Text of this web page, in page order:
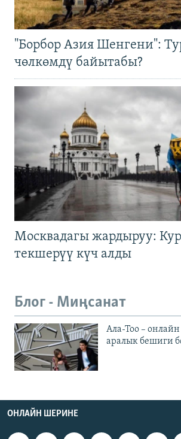
"Борбор Азия Шенгени":
чөлкөмдү байытабы?
Москвадагы жардыруу:
текшерүү күч алды
Блог - Миңсанат
Ала-Тоо –
аралык бешиги
ОНЛАЙН ШЕРИНЕ